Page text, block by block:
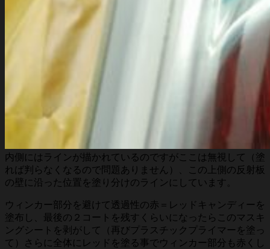
内側にはラインが描かれているのですがここは無視して（塗
れば判らなくなるので問題ありません）、この上側の反射板
の壁に沿った位置を塗り分けのラインにしています。
ウィンカー部分を避けて透過性の赤＝レッドキャンディーを
塗布し、最後の２コートを残すくらいになったらこのマスキ
ングシートを剥がして（再びプラスチックプライマーを塗っ
て）さらに全体にレッドを塗る事でウィンカー部分も赤くし